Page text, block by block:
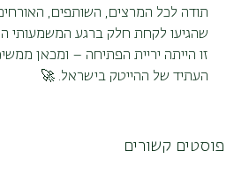
תודה לכל המרצים, השותפים,
שהגיעו לקחת חלק ברגע המשמעותי
זו הייתה יריית הפתיחה – ומכאן
העתיד של ההייטק בישראל. 🚀
פוסטים קשורים